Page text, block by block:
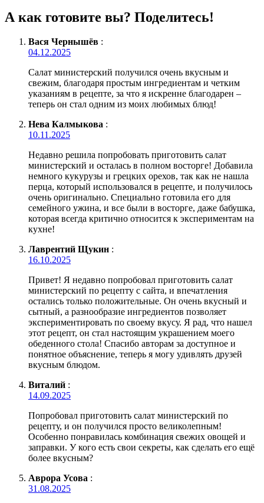
А как готовите вы? Поделитесь!
Вася Чернышёв :
04.12.2025
Салат министерский получился очень вкусным и
свежим, благодаря простым ингредиентам и четким
указаниям в рецепте, за что я искренне благодарен –
теперь он стал одним из моих любимых блюд!
Нева Калмыкова :
10.11.2025
Недавно решила попробовать приготовить салат
министерский и осталась в полном восторге! Добавила
немного кукурузы и грецких орехов, так как не нашла
перца, который использовался в рецепте, и получилось
очень оригинально. Специально готовила его для
семейного ужина, и все были в восторге, даже бабушка,
которая всегда критично относится к экспериментам на
кухне!
Лаврентий Щукин :
16.10.2025
Привет! Я недавно попробовал приготовить салат
министерский по рецепту с сайта, и впечатления
остались только положительные. Он очень вкусный и
сытный, а разнообразие ингредиентов позволяет
экспериментировать по своему вкусу. Я рад, что нашел
этот рецепт, он стал настоящим украшением моего
обеденного стола! Спасибо авторам за доступное и
понятное объяснение, теперь я могу удивлять друзей
вкусным блюдом.
Виталий :
14.09.2025
Попробовал приготовить салат министерский по
рецепту, и он получился просто великолепным!
Особенно понравилась комбинация свежих овощей и
заправки. У кого есть свои секреты, как сделать его ещё
более вкусным?
Аврора Усова :
31.08.2025